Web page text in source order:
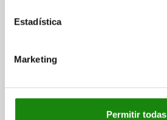
Estadística
Marketing
Permitir todas